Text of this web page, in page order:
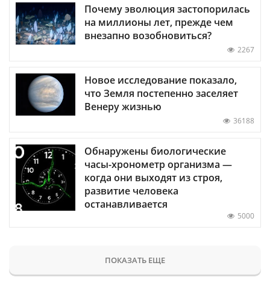
Почему эволюция застопорилась
на миллионы лет, прежде чем
внезапно возобновиться?
2267
Новое исследование показало,
что Земля постепенно заселяет
Венеру жизнью
36188
Обнаружены биологические
часы-хронометр организма —
когда они выходят из строя,
развитие человека
останавливается
5000
ПОКАЗАТЬ ЕЩЕ